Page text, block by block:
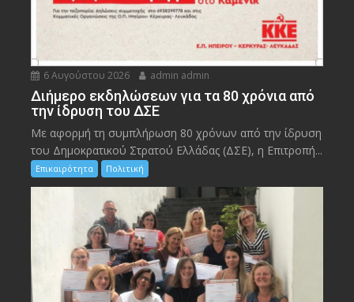
6 Αυγούστου 2026 admin admin
Διήμερο εκδηλώσεων για τα 80 χρόνια από
την ίδρυση του ΔΣΕ
Με αφορμή τη συμπλήρωση 80 χρόνων από την ίδρυση
του Δημοκρατικού Στρατού Ελλάδας (ΔΣΕ), η Επιτροπή...
Επικαιρότητα Πολιτική